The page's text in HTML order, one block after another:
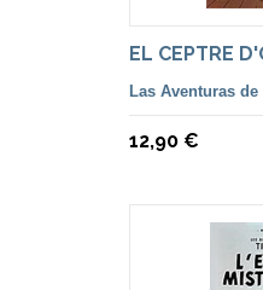
EL CEPTRE
Las Aventuras
12,90 €